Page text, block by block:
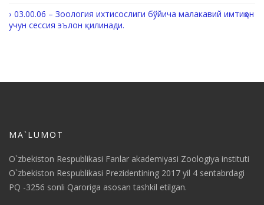
03.00.06 – Зоология ихтисослиги бўйича малакавий имтиҳон
учун сессия эълон қилинади.
MA`LUMOT
O`zbekiston Respublikasi Fanlar akademiyasi Zoologiya instituti
O`zbekiston Respublikasi Prezidentining 2017 yil 4 sentabrdagi
PQ -3256 sonli Qaroriga asosan tashkil etilgan.